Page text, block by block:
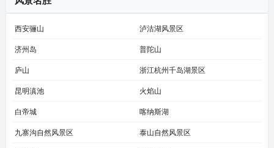
西安骊山 泸沽湖风景区
济州岛 普陀山
庐山 浙江杭州千岛湖景区
昆明滇池 火焰山
白帝城 喀纳斯湖
九寨沟自然风景区 泰山自然风景区